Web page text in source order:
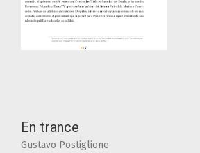
En trance
Gustavo Postiglione